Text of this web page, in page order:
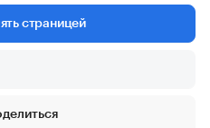
страницей